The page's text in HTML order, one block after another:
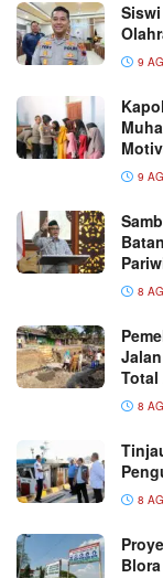
9
9
8
8
8